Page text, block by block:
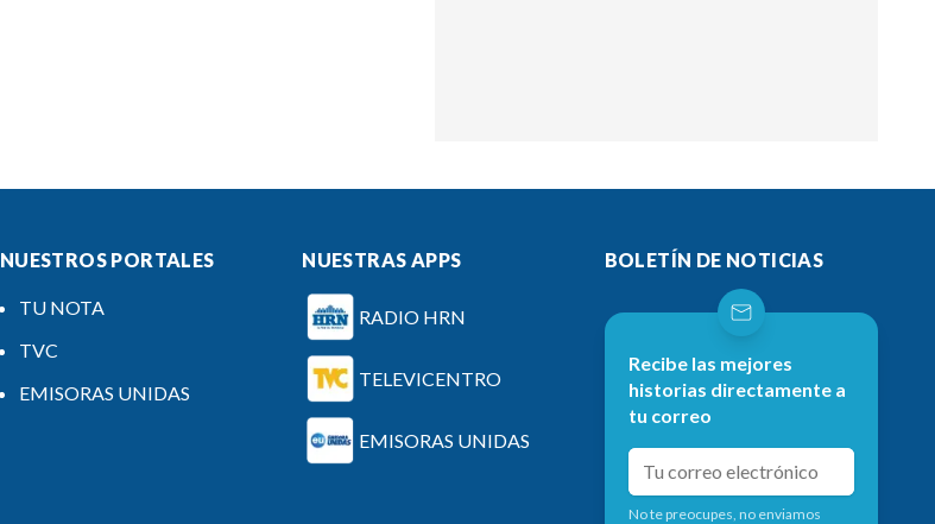
NUESTROS PORTALES
TU NOTA
TVC
EMISORAS UNIDAS
NUESTRAS APPS
RADIO HRN
TELEVICENTRO
EMISORAS UNIDAS
BOLETÍN DE NOTICIAS
Recibe las mejores
historias directamente a
tu correo
No te preocupes, no enviamos